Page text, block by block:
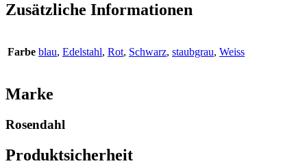
Zusätzliche Informationen
Farbe blau, Edelstahl, Rot, Schwarz, staubgrau, Weiss
Marke
Rosendahl
Produktsicherheit